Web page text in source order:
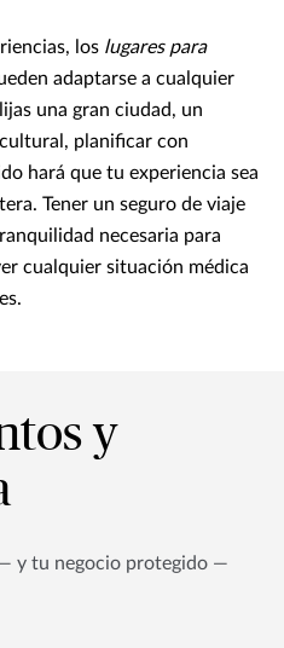
los lugares para
adaptarse a cualquier
una gran ciudad, un
planificar con
hará que tu experiencia sea
Tener un seguro de viaje
necesaria para
cualquier situación médica
y
y tu negocio protegido —